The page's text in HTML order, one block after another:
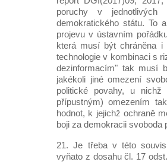
poruchy v
demokratického státu. To
projevu v ústavním
která musí být chráněna
technologie v kombinaci s
dezinformacím" tak musí
jakékoli jiné omezení
politické povahy, u
přípustným) omezením
hodnot, k jejichž ochraně
boji za demokracii svoboda
21. Je třeba v této
vyňato z dosahu čl. 17